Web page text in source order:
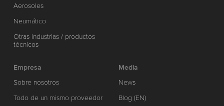
Aerosoles
Neumático
Otras industrias / productos
técnicos
Empresa
Sobre nosotros
Todo de un mismo proveedor
Media
News
Blog (EN)